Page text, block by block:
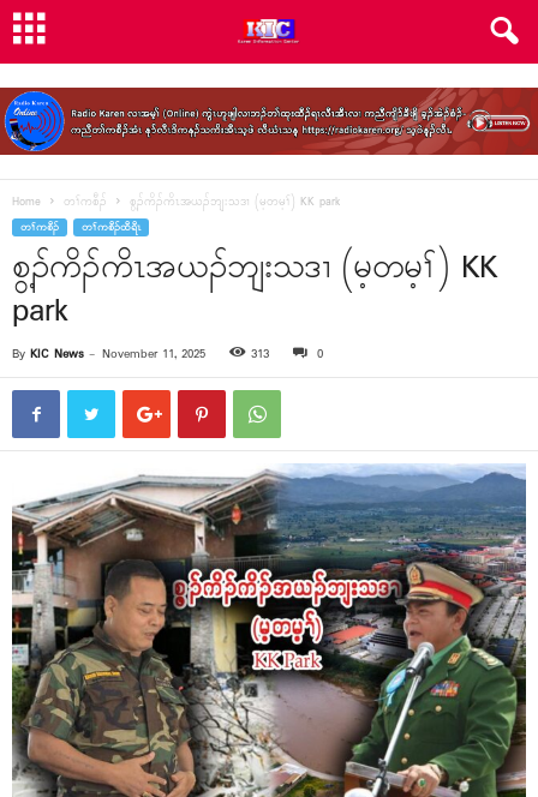
Home တၢ်ကစီၣ် စွ့ၣ်ကိၣ်ကိၤအယၣ်ဘျးသဒၢ (မ့တမ့ၢ်) KK park
တၢ်ကစီၣ် တၢ်ကစီၣ်ထီရီၤ
စွ့ၣ်ကိၣ်ကိၤအယၣ်ဘျးသဒၢ (မ့တမ့ၢ်) KK
park
By KIC News - November 11, 2025 313 0